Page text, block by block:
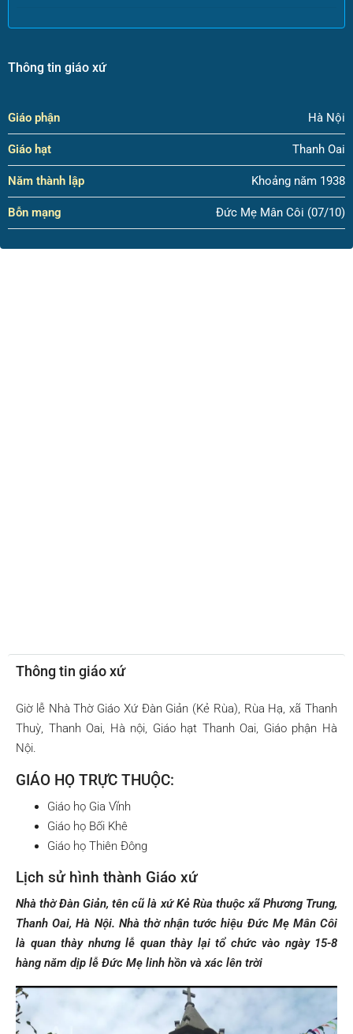
Thông tin giáo xứ
Giáo phận Hà Nội
Giáo hạt Thanh Oai
Năm thành lập Khoảng năm 1938
Bỗn mạng Đức Mẹ Mân Côi (07/10)
Thông tin giáo xứ
Giờ lễ Nhà Thờ Giáo Xứ Đàn Giản (Kẻ Rùa), Rùa Hạ, xã Thanh
Thuỳ, Thanh Oai, Hà nội, Giáo hạt Thanh Oai, Giáo phận Hà
Nội.
GIÁO HỌ TRỰC THUỘC:
Giáo họ Gia Vĩnh
Giáo họ Bối Khê
Giáo họ Thiên Đông
Lịch sử hình thành Giáo xứ
Nhà thờ Đàn Giản, tên cũ là xứ Kẻ Rùa thuộc xã Phương Trung,
Thanh Oai, Hà Nội. Nhà thờ nhận tước hiệu Đức Mẹ Mân Côi
là quan thày nhưng lễ quan thày lại tổ chức vào ngày 15-8
hàng năm dịp lễ Đức Mẹ linh hồn và xác lên trời